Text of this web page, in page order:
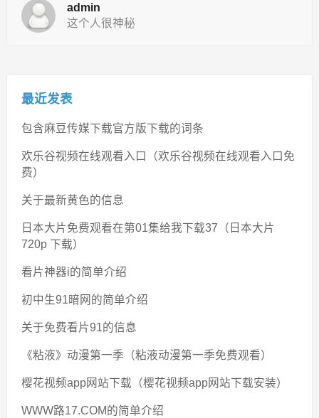
admin
这个人很神秘
最近发表
包含麻豆传媒下载官方版下载的词条
欢乐谷视频在线观看入口（欢乐谷视频在线观看入口免
费）
关于最新黄色的信息
日本大片免费观看在第01集给我下载37（日本大片
720p 下载）
看片神器i的简单介绍
初中生91暗网的简单介绍
关于免费看片91的信息
《粘液》动漫第一季（粘液动漫第一季免费观看）
樱花视频app网站下载（樱花视频app网站下载安装）
WWW路17.COM的简单介绍